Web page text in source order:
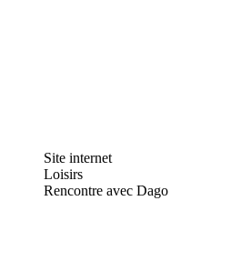
Site internet
Loisirs
Rencontre avec Dago